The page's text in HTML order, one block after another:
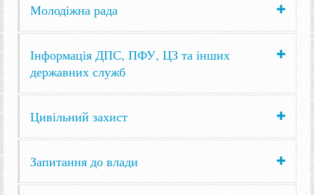
Молодіжна рада
Інформація ДПС, ПФУ, ЦЗ та інших
державних служб
Цивільний захист
Запитання до влади